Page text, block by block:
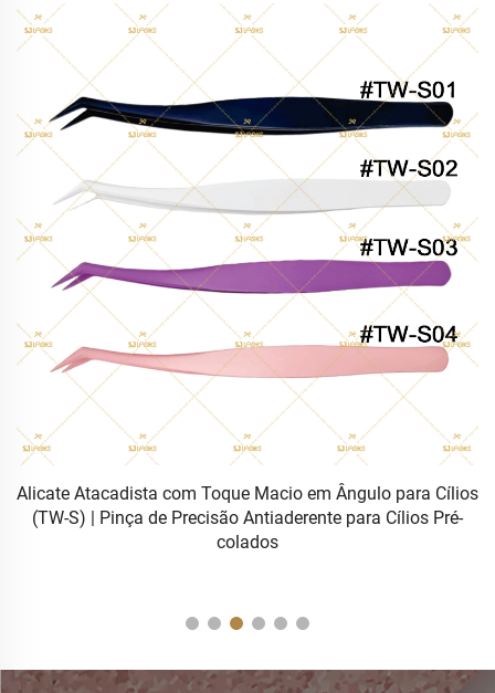
Alicate Atacadista com Toque Macio em Ângulo para Cílios
(TW-S) | Pinça de Precisão Antiaderente para Cílios Pré-
colados